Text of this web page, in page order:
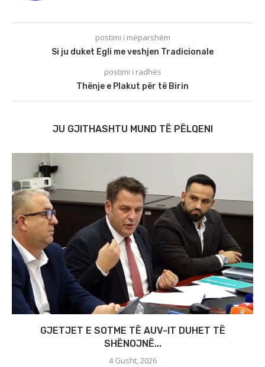
postimi i mëparshëm
Si ju duket Egli me veshjen Tradicionale
postimi i radhës
Thënje e Plakut për të Birin
JU GJITHASHTU MUND TË PËLQENI
GJETJET E SOTME TË AUV-IT DUHET TË
SHËNOJNË...
4 Gusht, 2026